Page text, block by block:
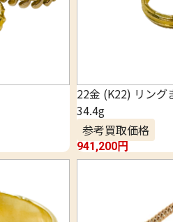
22金 (K22) リング
34.4g
参考買取価格
941,200円